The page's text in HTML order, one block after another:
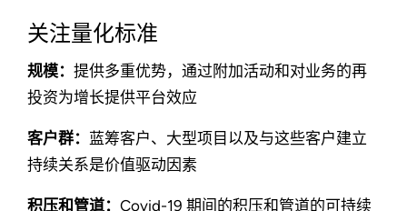
关注量化标准
规模： 提供多重优势，通过附加活动和对业务的再
投资为增长提供平台效应
客户群： 蓝筹客户、大型项目以及与这些客户建立
持续关系是价值驱动因素
积压和管道： Covid-19 期间的积压和管道的可持续